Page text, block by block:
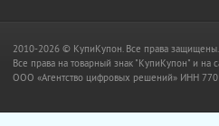
2010-2026 © КупиКупон. Все права защищены.
Все права на товарный знак "КупиКупон" и на
OOO «Агентство цифровых решений» ИНН